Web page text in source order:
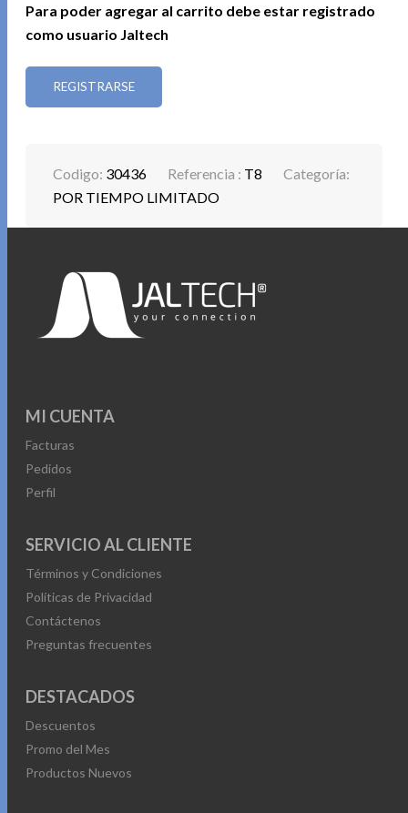
Para poder agregar al carrito debe estar registrado
como usuario Jaltech
REGISTRARSE
Codigo: 30436 Referencia : T8
Categoría:
POR TIEMPO LIMITADO
MI CUENTA
Facturas
Pedidos
Perfil
SERVICIO AL CLIENTE
Términos y Condiciones
Políticas de Privacidad
Contáctenos
Preguntas frecuentes
DESTACADOS
Descuentos
Promo del Mes
Productos Nuevos